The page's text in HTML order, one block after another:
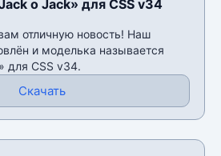
o Jack» для CSS v34
отличную новость! Наш
и моделька называется
для CSS v34.
Скачать